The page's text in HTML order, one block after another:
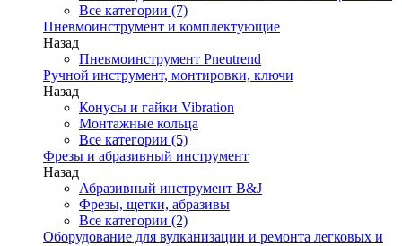
Все категории (7)
Пневмоинструмент и комплектующие
Назад
Пневмоинструмент Pneutrend
Ручной инструмент, монтировки, ключи
Назад
Конусы и гайки Vibration
Монтажные кольца
Все категории (5)
Фрезы и абразивный инструмент
Назад
Абразивный инструмент B&J
Фрезы, щетки, абразивы
Все категории (2)
Оборудование для вулканизации и ремонта легковых и